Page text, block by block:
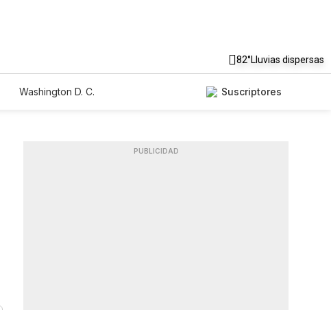
82°Lluvias dispersas
Washington D. C.
Suscriptores
PUBLICIDAD